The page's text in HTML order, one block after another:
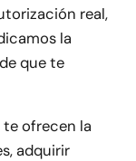
real,
la
que te
ofrecen la
adquirir